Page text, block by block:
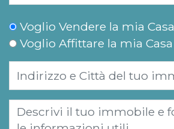
Voglio Vendere la mia Casa
Voglio Affittare la mia Casa